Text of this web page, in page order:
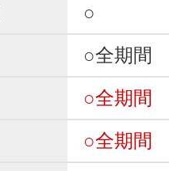
○
○全期間
○全期間
○全期間